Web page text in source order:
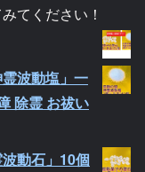
てください！
波動塩」一
除霊 お祓い
動石」10個